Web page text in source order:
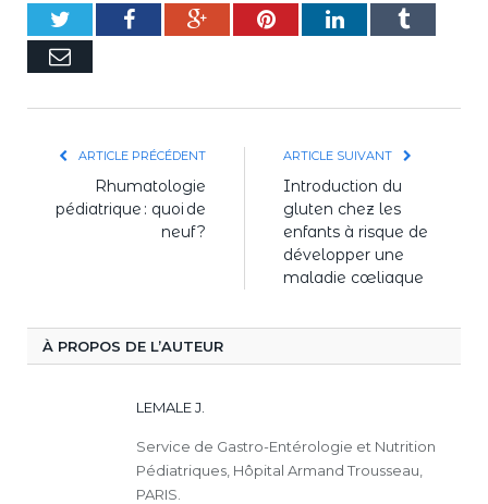
TwitterFacebookGoogle+PinterestLinkedInTumblr
E-
ARTICLE PRÉCÉDENT
Rhumatologie
pédiatrique : quoi de
neuf ?
ARTICLE SUIVANT
Introduction du
gluten chez les
enfants à risque de
développer une
maladie cœliaque
À PROPOS DE L’AUTEUR
LEMALE J.
Service de Gastro-Entérologie et Nutrition
Pédiatriques, Hôpital Armand Trousseau,
PARIS.